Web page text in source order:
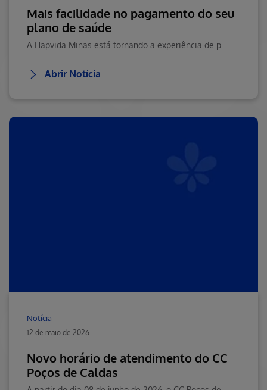
Mais facilidade no pagamento do seu
plano de saúde
Abrir Notícia
Notícia
12 de maio de 2026
Novo horário de atendimento do CC
Poços de Caldas